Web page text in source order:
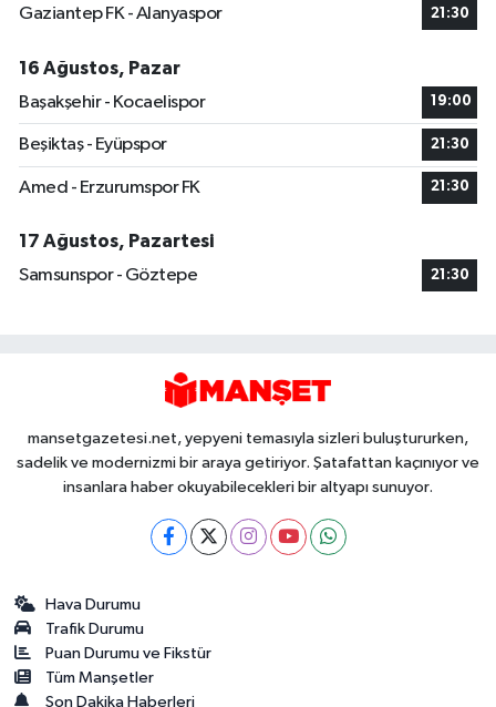
Gaziantep FK - Alanyaspor 21:30
16 Ağustos, Pazar
Başakşehir - Kocaelispor
19:00
Beşiktaş - Eyüpspor 21:30
Amed - Erzurumspor FK 21:30
17 Ağustos, Pazartesi
Samsunspor - Göztepe
21:30
mansetgazetesi.net, yepyeni temasıyla sizleri buluştururken,
sadelik ve modernizmi bir araya getiriyor. Şatafattan kaçınıyor ve
insanlara haber okuyabilecekleri bir altyapı sunuyor.
Hava Durumu
Trafik Durumu
Puan Durumu ve Fikstür
Tüm Manşetler
Son Dakika Haberleri